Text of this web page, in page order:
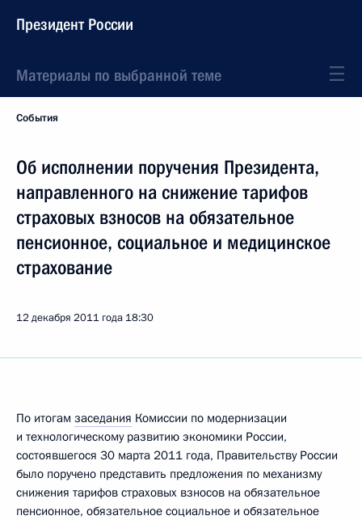
Президент России
Материалы по выбранной теме
События
Об исполнении поручения Президента,
направленного на снижение тарифов
страховых взносов на обязательное
пенсионное, социальное и медицинское
страхование
12 декабря 2011 года 18:30
По итогам заседания Комиссии по модернизации
и технологическому развитию экономики России,
состоявшегося 30 марта 2011 года, Правительству России
было поручено представить предложения по механизму
снижения тарифов страховых взносов на обязательное
пенсионное, обязательное социальное и обязательное